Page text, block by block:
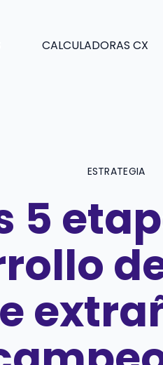
CALCULADORAS CX
ESTRATEGIA
5